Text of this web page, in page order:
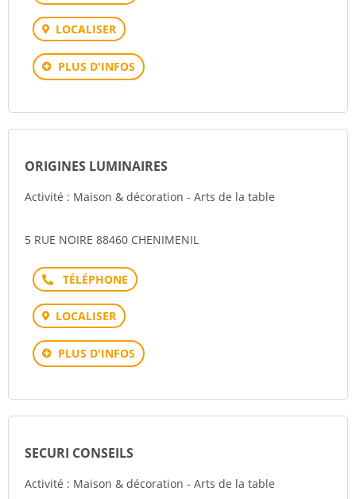
LOCALISER
PLUS D'INFOS
ORIGINES LUMINAIRES
Activité : Maison & décoration - Arts de la table
5 RUE NOIRE 88460 CHENIMENIL
Téléphone
LOCALISER
PLUS D'INFOS
SECURI CONSEILS
Activité : Maison & décoration - Arts de la table